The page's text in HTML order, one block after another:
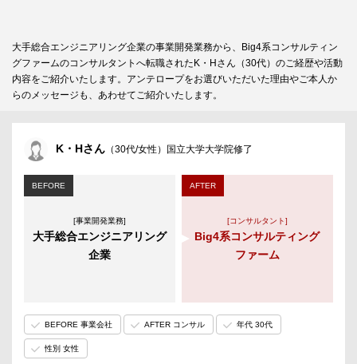
大手総合エンジニアリング企業の事業開発業務から、Big4系コンサルティン
グファームのコンサルタントへ転職されたK・Hさん（30代）のご経歴や活動
内容をご紹介いたします。アンテロープをお選びいただいた理由やご本人か
らのメッセージも、あわせてご紹介いたします。
K・Hさん （30代/女性）国立大学大学院修了
BEFORE
[事業開発業務]
大手総合エンジニアリング
企業
AFTER
[コンサルタント]
Big4系コンサルティング
ファーム
BEFORE 事業会社 AFTER コンサル 年代 30代
性別 女性